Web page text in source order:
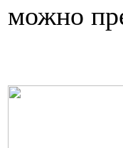
можно